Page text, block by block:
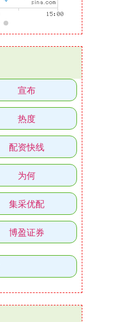
宣布
热度
配资快线
为何
集采优配
博盈证券